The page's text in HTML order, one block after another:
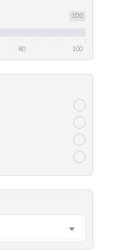
100
80 100